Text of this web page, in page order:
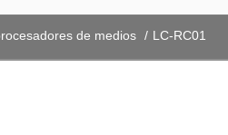
de medios LC-RC01